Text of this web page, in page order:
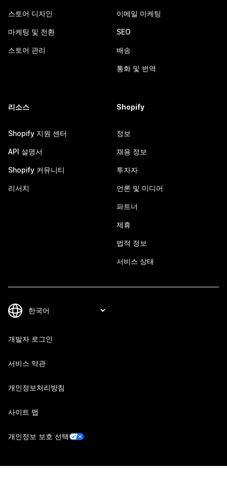
스토어 디자인
마케팅 및 전환
스토어 관리
이메일 마케팅
SEO
배송
통화 및 번역
리소스
Shopify 지원 센터
API 설명서
Shopify 커뮤니티
리서치
Shopify
정보
채용 정보
투자자
언론 및 미디어
파트너
제휴
법적 정보
서비스 상태
개발자 로그인
서비스 약관
개인정보처리방침
사이트 맵
개인정보 보호 선택